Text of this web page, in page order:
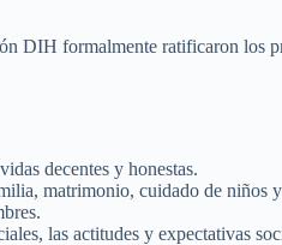
DIH formalmente ratificaron los
decentes y honestas.
matrimonio, cuidado de niños
las actitudes y expectativas